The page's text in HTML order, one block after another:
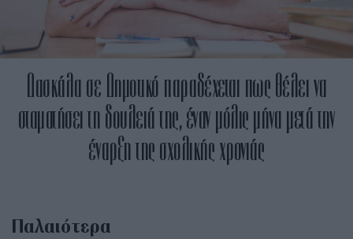
Δασκάλα σε Δημοτικό παραδέχεται πως θέλει να
σταματήσει τη δουλειά της, έναν μόλις μήνα μετά την
έναρξη της σχολικής χρονιάς
Παλαιότερα